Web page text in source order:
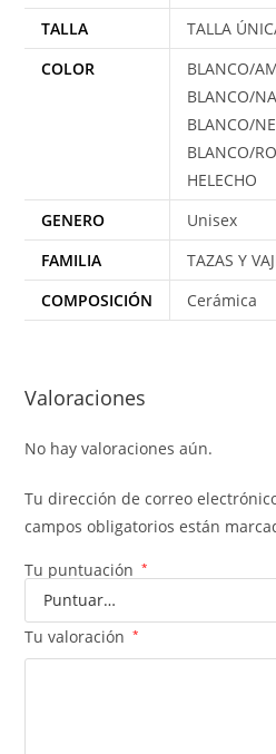
TALLA
TALLA
COLOR
BLANCO/
BLANCO/
BLANCO/
BLANCO/
HELECHO
GENERO
Unisex
FAMILIA
TAZAS Y
COMPOSICIÓN
Cerámica
Valoraciones
No hay valoraciones aún.
Tu dirección de correo
campos obligatorios están
Tu puntuación *
Tu valoración *